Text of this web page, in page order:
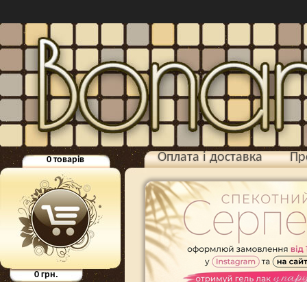
0 товарів
0грн.
Оплата і доставка